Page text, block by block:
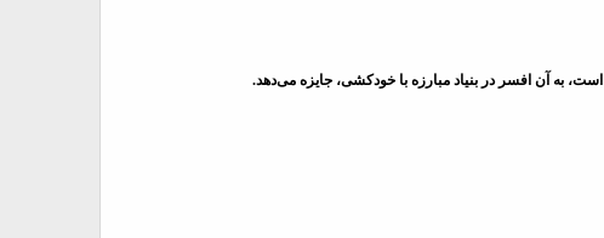
به آن افسر در بنیاد مبارزه با خودکشی، جایزه می‌دهد.